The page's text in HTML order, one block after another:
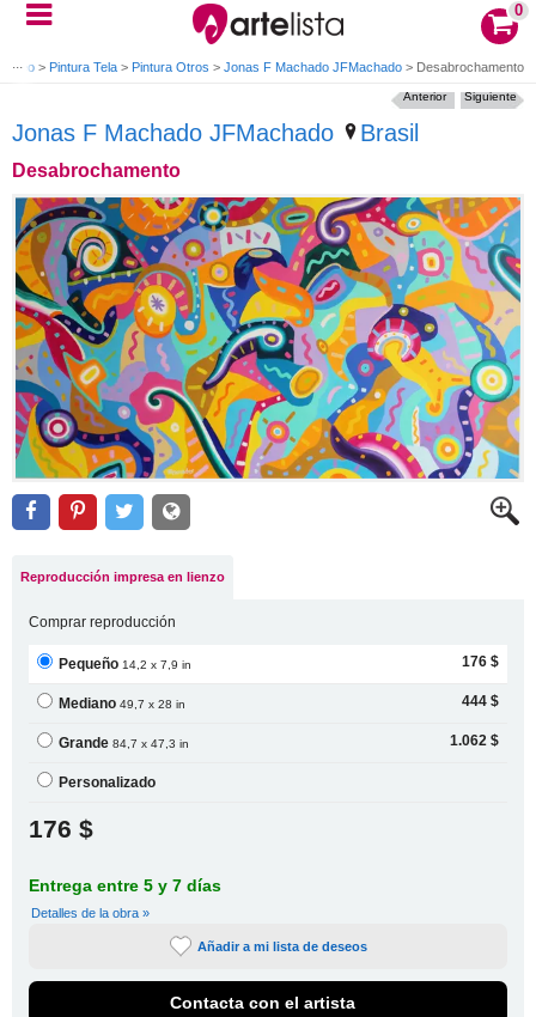
0
Óleo > Pintura Tela > Pintura Otros > Jonas F Machado JFMachado > Desabrochamento
Jonas F Machado JFMachado Brasil
Desabrochamento
Siguiente
Anterior
Reproducción impresa en lienzo
Comprar reproducción
Pequeño14,2 x 7,9 in 176 $
Mediano49,7 x 28 in 444 $
Grande84,7 x 47,3 in 1.062 $
Personalizado
176 $
Entrega entre 5 y 7 días
Detalles de la obra »
Añadir a mi lista de deseos
Contacta con el artista